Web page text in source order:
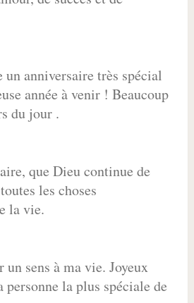
un anniversaire très spécial
année à venir ! Beaucoup
du jour .
que Dieu continue de
les choses
la vie.
sens à ma vie. Joyeux
personne la plus spéciale de